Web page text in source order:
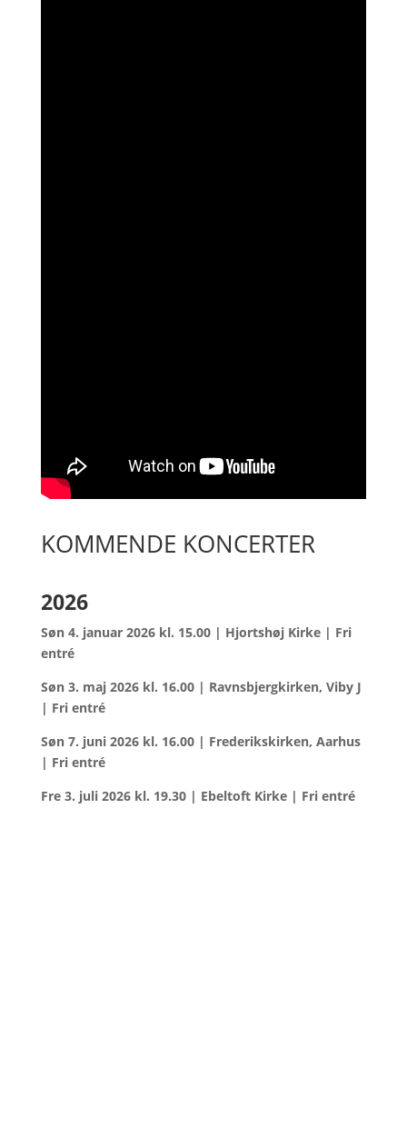
KOMMENDE KONCERTER
2026
Søn 4. januar 2026 kl. 15.00 | HjortshøjKirke | Fri
entré
Søn 3. maj 2026 kl. 16.00 | Ravnsbjergkirken, Viby J
| Fri entré
Søn 7. juni 2026 kl. 16.00 | Frederikskirken, Aarhus
| Fri entré
Fre 3. juli 2026 kl. 19.30 | Ebeltoft Kirke | Fri entré